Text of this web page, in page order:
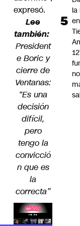
expresó.
Lee
también:
President
e Boric y
cierre de
Ventanas:
“Es una
decisión
difícil,
pero
tengo la
convicció
n que es
la
correcta”
la
en
no